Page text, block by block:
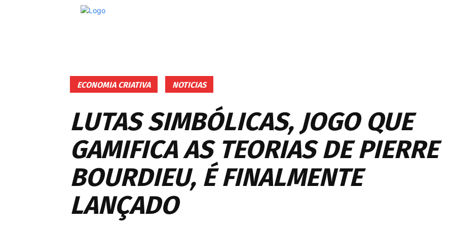
ECONOMIA CRIATIVA NOTICIAS
LUTAS SIMBÓLICAS, JOGO QUE
GAMIFICA AS TEORIAS DE PIERRE
BOURDIEU, É FINALMENTE
LANÇADO